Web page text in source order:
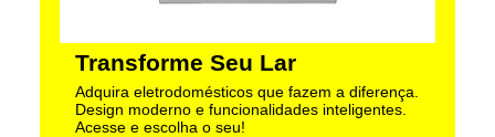
Transforme Seu Lar
Adquira eletrodomésticos que fazem a diferença.
Design moderno e funcionalidades inteligentes.
Acesse e escolha o seu!